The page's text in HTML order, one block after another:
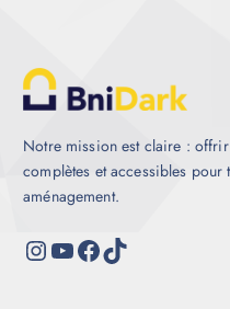
Notre mission est claire :
complètes et accessibles
aménagement.